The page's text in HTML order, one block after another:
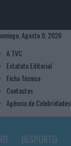
Agosto 9, 2026
A TVC
Estatuto Editorial
Ficha Técnica
Contactos
Agência de Celebridades
DESPORTO